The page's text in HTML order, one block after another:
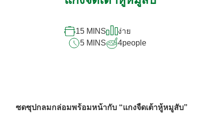
สำหรับ
recipe
นี้
15 MINS
ง่าย
5 MINS
4people
ซดซุปกลมกล่อมพร้อมหน้ากับ “แกงจืดเต้าหู้หมูสับ”